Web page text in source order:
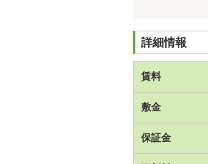
詳細情報
賃料
敷金
保証金